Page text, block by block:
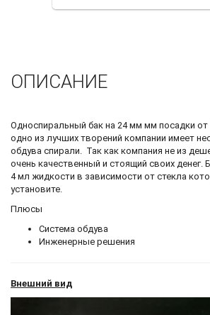
ОПИСАНИЕ
Односпиральный бак на 24 мм мм посадки от
одно из лучших творений компании имеет
обдува спирали. Так как компания не из
очень качественный и стоящий своих денег.
4 мл жидкости в зависимости от стекла
установите.
Плюсы
Система обдува
Инженерные решения
Внешний вид